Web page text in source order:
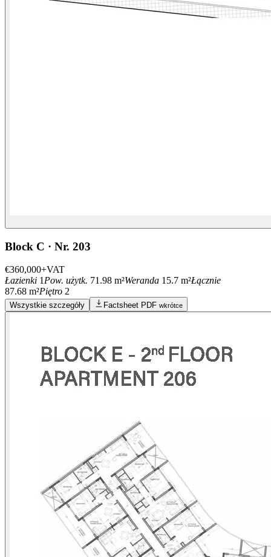
Block C · Nr. 203
€360,000+VAT
Łazienki 1 Pow. użytk. 71.98 m²Weranda 15.7 m²Łącznie
87.68 m²Piętro 2
Wszystkie szczegóły Factsheet PDF wkrótce